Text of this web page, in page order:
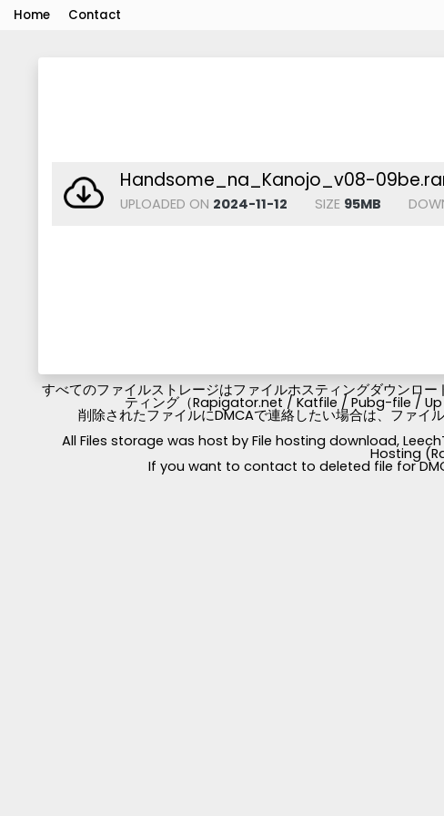
Home Contact
Handsome_na_Kanojo_v08-
UPLOADED ON 2024-11-12 SIZE 95MB
すべてのファイルストレージはファイルホスティングダウンロ
ティング（Rapigator.net / Katfile / Pubg-file / Up
削除されたファイルにDMCAで連絡したい場合は、ファイ
All Files storage was host by File hosting download,
Hosting
If you want to contact to deleted file for